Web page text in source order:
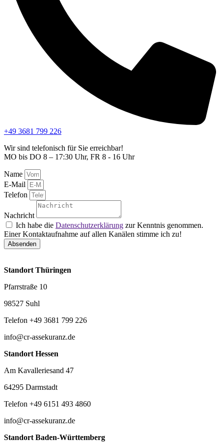
+49 3681 799 226
Wir sind telefonisch für Sie erreichbar!
MO bis DO 8 – 17:30 Uhr, FR 8 - 16 Uhr
Name
E-Mail
Telefon
Nachricht
Ich habe die Datenschutzerklärung zur Kenntnis genommen.
Einer Kontaktaufnahme auf allen Kanälen stimme ich zu!
Absenden
Standort Thüringen
Pfarrstraße 10
98527 Suhl
Telefon +49 3681 799 226
info@cr-assekuranz.de
Standort Hessen
Am Kavalleriesand 47
64295 Darmstadt
Telefon +49 6151 493 4860
info@cr-assekuranz.de
Standort Baden-Württemberg